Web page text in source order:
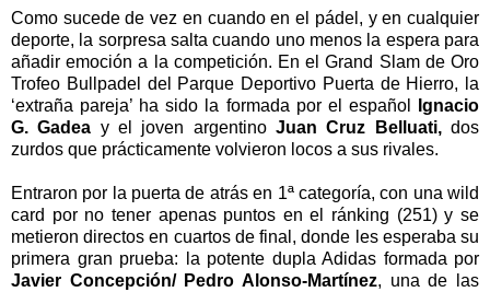
Como sucede de vez en cuando en el pádel, y en cualquier
deporte, la sorpresa salta cuando uno menos la espera para
añadir emoción a la competición. En el Grand Slam de Oro
Trofeo Bullpadel del Parque Deportivo Puerta de Hierro, la
‘extraña pareja’ ha sido la formada por el español
Ignacio
G. Gadea y el joven argentinoJuan Cruz Belluati,dos
zurdos que prácticamente volvieron locos a sus rivales.
Entraron por la puerta de atrás en 1ª categoría, con una wild
card por no tener apenas puntos en el ránking (251) y se
metieron directos en cuartos de final, donde les esperaba su
primera gran prueba: la potente dupla Adidas formada por
Javier Concepción/ Pedro Alonso-Martínez, una de las